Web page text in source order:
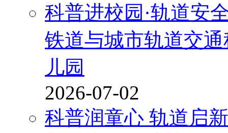
科普进校园·轨道
铁道与城市轨道交
儿园
2026-07-02
科普润童心 轨道启